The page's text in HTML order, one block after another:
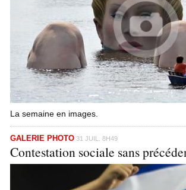
La semaine en images.
GALERIE PHOTO 31 JUIL. 8H49
Contestation sociale sans